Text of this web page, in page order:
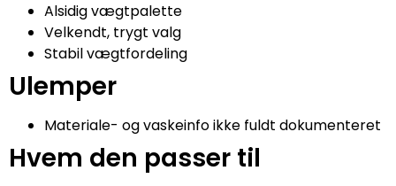
Alsidig vægtpalette
Velkendt, trygt valg
Stabil vægtfordeling
Ulemper
Materiale- og vaskeinfo ikke fuldt dokumenteret
Hvem den passer til